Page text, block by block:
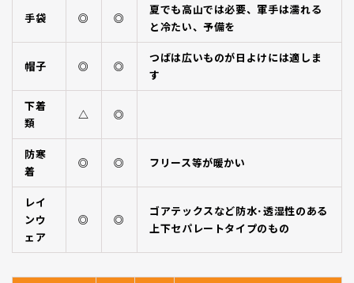
手袋 ◎ ◎
夏でも高山では必要、軍手は濡れる
と冷たい、予備を
帽子 ◎ ◎
つばは広いものが日よけには適しま
す
下着
類
△ ◎
防寒
着
◎ ◎ フリース等が暖かい
レイ
ンウ
ェア
◎ ◎
ゴアテックスなど防水･透湿性のある
上下セパレートタイプのもの